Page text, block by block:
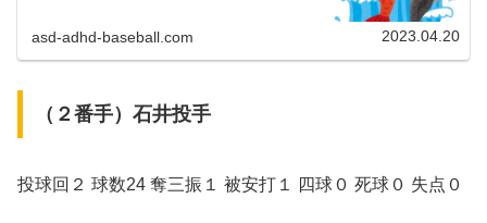
asd-adhd-baseball.com 2023.04.20
（２番手）石井投手
投球回２ 球数24 奪三振１ 被安打１ 四球０ 死球０ 失点０